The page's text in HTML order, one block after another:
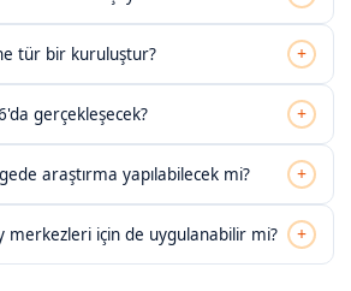
tür bir kuruluştur? +
gerçekleşecek? +
araştırma yapılabilecek mi? +
merkezleri için de uygulanabilir mi? +